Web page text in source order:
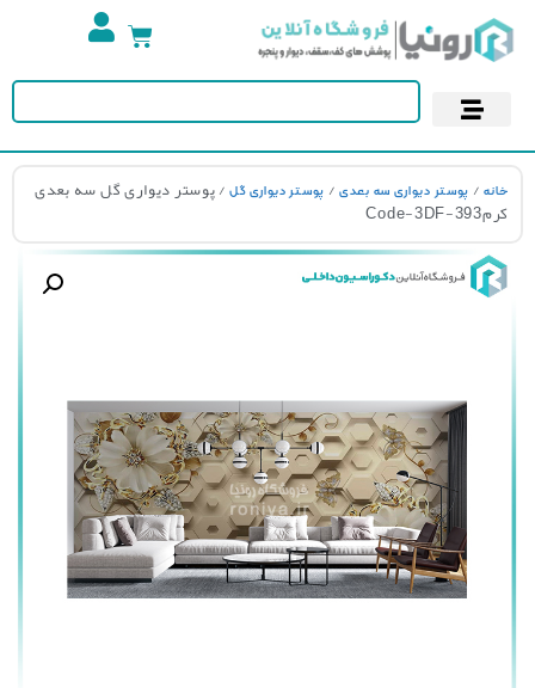
/پوستر دیواری سه بعدی/پوستر دیواری گل/ پوستر دیواری گل سه بعدی